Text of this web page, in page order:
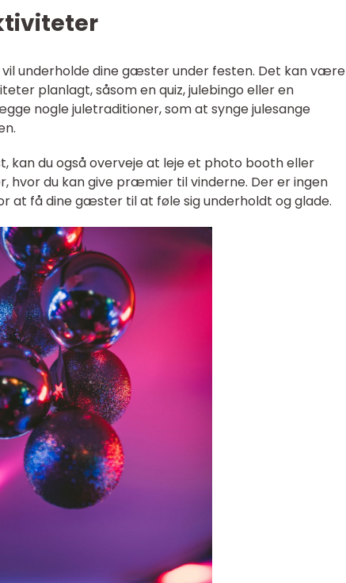
underholde dine gæster under festen. Det kan være
planlagt, såsom en quiz, julebingo eller en
nogle juletraditioner, som at synge julesange
kan du også overveje at leje et photo booth eller
hvor du kan give præmier til vinderne. Der er ingen
at få dine gæster til at føle sig underholdt og glade.